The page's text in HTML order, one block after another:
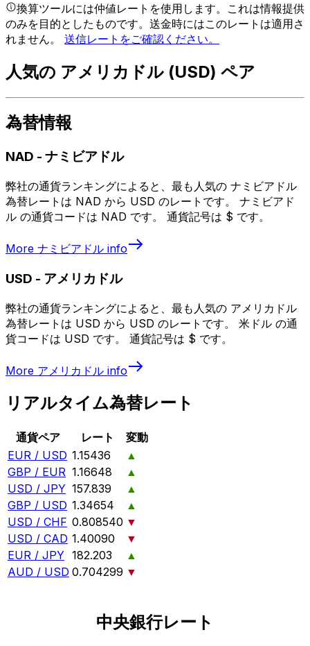
換算ツールには仲値レートを使用します。これは情報提供
のみを目的としたものです。送金時にはこのレートは適用さ
れません。 送信レートをご確認ください。
人気の アメリカドル (USD) ペア
為替情報
NAD - ナミビアドル
弊社の通貨ランキングによると、最も人気の ナミビアドル
為替レートは NAD から USD のレートです。 ナミビアド
ル の通貨コードは NAD です。 通貨記号は $ です。
More ナミビアドル info
USD - アメリカドル
弊社の通貨ランキングによると、最も人気の アメリカドル
為替レートは USD から USD のレートです。 米ドル の通
貨コードは USD です。 通貨記号は $ です。
More アメリカドル info
リアルタイム為替レート
通貨ペア レート
変動
EUR / USD 1.15436
▲
GBP / EUR 1.16648
▲
USD / JPY 157.839
▲
GBP / USD 1.34654
▲
USD / CHF 0.808540 ▼
USD / CAD 1.40090
▼
EUR / JPY 182.203
▲
AUD / USD 0.704299 ▼
中央銀行レート